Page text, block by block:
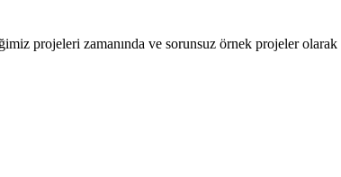
projeleri zamanında ve sorunsuz örnek projeler olarak